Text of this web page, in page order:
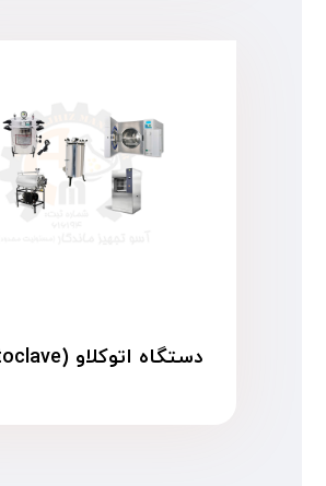
دستگاه اتوکلاو (Autoclave)